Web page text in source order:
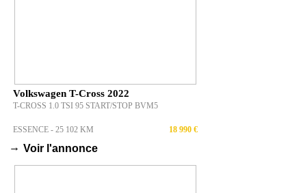
Volkswagen T-Cross 2022
T-CROSS 1.0 TSI 95 START/STOP BVM5
ESSENCE - 25 102 KM 18 990 €
→ Voir l'annonce